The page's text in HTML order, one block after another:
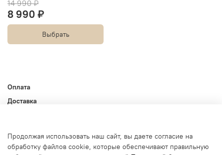
14 990 ₽
8 990 ₽
Выбрать
Оплата
Доставка
Пользовательское соглашение
Продолжая использовать наш сайт, вы даете согласие на
обработку файлов cookie, которые обеспечивают правильную